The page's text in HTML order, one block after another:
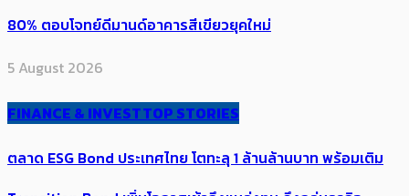
80% ตอบโจทย์ดีมานด์อาคารสีเขียวยุคใหม่
5 August 2026
FINANCE & INVESTTOP STORIES
ตลาด ESG Bond ประเทศไทย โตทะลุ 1 ล้านล้านบาท พร้อมเติม